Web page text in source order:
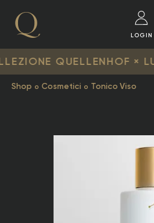
QUELLENHOF × LUIS
LOGIN
Shop Cosmetici Tonico Viso